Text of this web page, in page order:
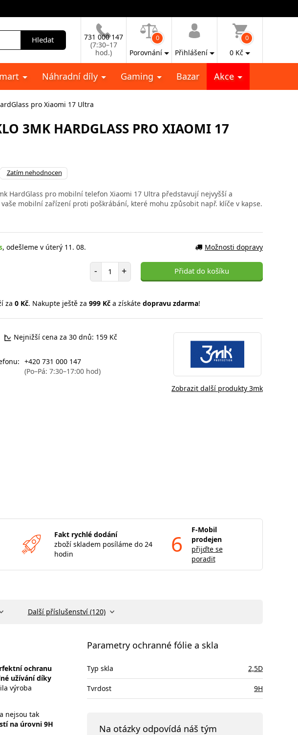
Hledat
731 000 147
(7:30–17
hod.)
0
Porovnání Přihlášení
0
0 Kč
Náhradní díly Gaming Bazar Akce
pro Xiaomi 17 Ultra
3MK HARDGLASS PRO XIAOMI 17
Zatím nehodnocen
HardGlass pro mobilní telefon Xiaomi 17 Ultra představují nejvyšší a
mobilní zařízení proti poškrábání, které mohu způsobit např. klíče v kapse.
, odešleme v úterý 11. 08. Možnosti dopravy
- Počet položek
+ Přidat do košíku
za 0 Kč. Nakupte ještě za 999 Kča získáte dopravu zdarma!
Nejnižší cena za 30 dnů: 159 Kč
+420 731 000 147
(Po–Pá: 7:30–17:00 hod)
Zobrazit další produkty 3mk
Fakt rychlé dodání
zboží skladem posíláme do 24
hodin
6
F-Mobil
prodejen
přijďte se
poradit
Další příslušenství (120)
ochranu
užívání díky
výroba
nejsou tak
na úrovni 9H
Parametry ochranné fólie a skla
Typ skla 2,5D
Tvrdost 9H
Na otázky odpovídá náš tým